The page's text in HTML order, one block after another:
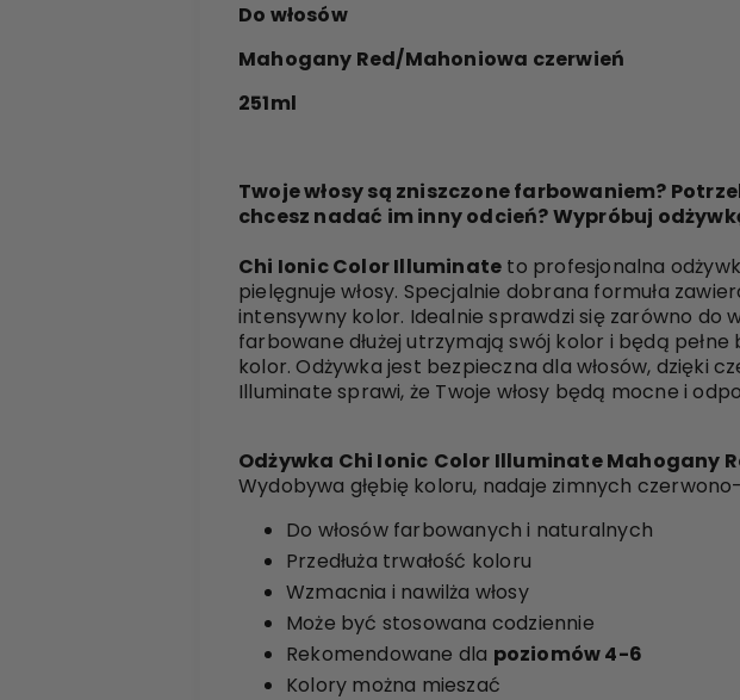
Do włosów
Mahogany Red/Mahoniowa czerwień
251ml
Twoje włosy są zniszczone farbowaniem?
chcesz nadać im inny odcień? Wypróbuj
Chi Ionic Color Illuminate to profesjonalna
pielęgnuje włosy. Specjalnie dobrana formuła
intensywny kolor. Idealnie sprawdzi się zarówno do
farbowane dłużej utrzymają swój kolor i będą
kolor. Odżywka jest bezpieczna dla włosów, dzięki
Illuminate sprawi, że Twoje włosy będą mocne i
Odżywka Chi Ionic Color Illuminate Mahogany
Wydobywa głębię koloru, nadaje zimnych
Do włosów farbowanych i naturalnych
Przedłuża trwałość koloru
Wzmacnia i nawilża włosy
Może być stosowana codziennie
Rekomendowane dla poziomów 4-6
Kolory można mieszać